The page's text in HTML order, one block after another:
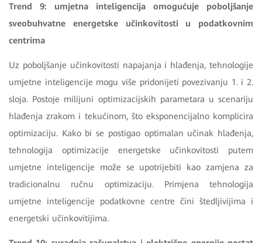
Trend 9: umjetna inteligencija omogućuje poboljšanje
sveobuhvatne energetske učinkovitosti u podatkovnim
centrima
Uz poboljšanje učinkovitosti napajanja i hlađenja, tehnologije
umjetne inteligencije mogu više pridonijeti povezivanju 1. i 2.
sloja. Postoje milijuni optimizacijskih parametara u scenariju
hlađenja zrakom i tekućinom, što eksponencijalno komplicira
optimizaciju. Kako bi se postigao optimalan učinak hlađenja,
tehnologija optimizacije energetske učinkovitosti putem
umjetne inteligencije može se upotrijebiti kao zamjena za
tradicionalnu ručnu optimizaciju. Primjena tehnologija
umjetne inteligencije podatkovne centre čini štedljivijima i
energetski učinkovitijima.